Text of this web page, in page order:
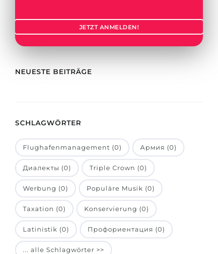
BERUFE
Beispiel-Stellenangebote
Holland-Test
Interessenkarte-Test
RIASEC-Test
Erfolgzu
100%
Unsere Studierenden werden
BEWERBEN FÜR FACHRICHTUNG …
Medizin
Physik
BEWERBEN AUS …
Russland
Ukraine
Kasachstan
Aserbaidschan
Armenien
Belarus
Anderes Land
JETZT ANMELDEN!
NEUESTE BEITRÄGE
SCHLAGWÖRTER
Flughafenmanagement (0) Армия (0)
Диалекты (0) Triple Crown (0)
Werbung (0) Populäre Musik (0)
Taxation (0) Konservierung (0)
Latinistik (0) Профориентация (0)
... alle Schlagwörter >>